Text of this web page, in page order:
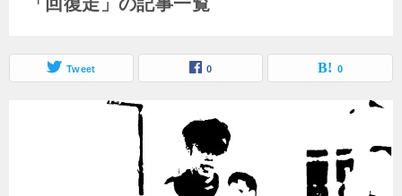
Tweet 0 0